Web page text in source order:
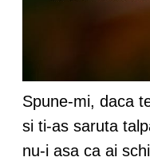
Spune-mi, daca
si ti-as saruta
nu-i asa ca ai